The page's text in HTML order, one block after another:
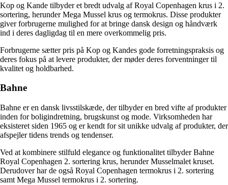
Kop og Kande tilbyder et bredt udvalg af Royal Copenhagen krus i 2.
sortering, herunder Mega Mussel krus og termokrus. Disse produkter
giver forbrugerne mulighed for at bringe dansk design og håndværk
ind i deres dagligdag til en mere overkommelig pris.
Forbrugerne sætter pris på Kop og Kandes gode forretningspraksis og
deres fokus på at levere produkter, der møder deres forventninger til
kvalitet og holdbarhed.
Bahne
Bahne er en dansk livsstilskæde, der tilbyder en bred vifte af produkter
inden for boligindretning, brugskunst og mode. Virksomheden har
eksisteret siden 1965 og er kendt for sit unikke udvalg af produkter, der
afspejler tidens trends og tendenser.
Ved at kombinere stilfuld elegance og funktionalitet tilbyder Bahne
Royal Copenhagen 2. sortering krus, herunder Musselmalet kruset.
Derudover har de også Royal Copenhagen termokrus i 2. sortering
samt Mega Mussel termokrus i 2. sortering.